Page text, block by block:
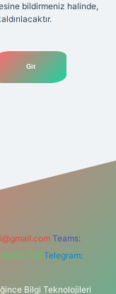
bildirmeniz halinde,
Teams:
0 726 Telegram:
Bilgi Teknolojileri